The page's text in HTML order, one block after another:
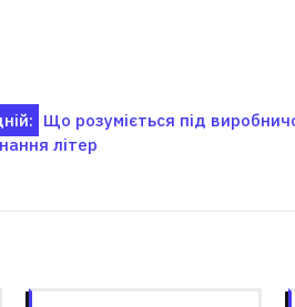
Що розуміється під
літер